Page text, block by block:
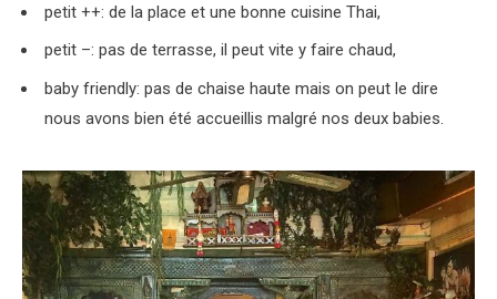
petit ++: de la place et une bonne cuisine Thai,
petit –: pas de terrasse, il peut vite y faire chaud,
baby friendly: pas de chaise haute mais on peut le dire
nous avons bien été accueillis malgré nos deux babies.